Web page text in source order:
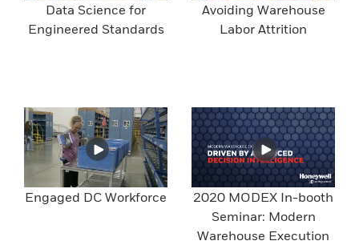
Data Science for
Engineered Standards
Avoiding Warehouse
Labor Attrition
Engaged DC Workforce
2020 MODEX In-booth
Seminar: Modern
Warehouse Execution